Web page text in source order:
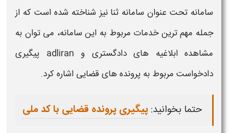
سامانه تحت عنوان سامانه ثنا نیز شناخته شده است که از
جمله مهم ترین خدمات مربوط به این سامانه، می توان به
مشاهدهابلاغیه های دادگستری و
adliran پیگیری
دادخواست مربوط به پرونده های قضایی اشاره کرد.
حتما بخوانید:پیگیری پرونده قضایی با کد ملی